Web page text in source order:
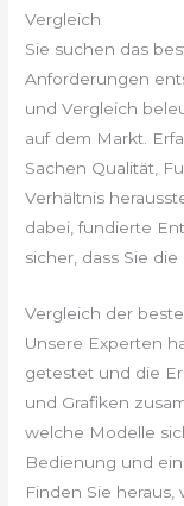
Vergleich
Sie suchen das
Anforderungen
und Vergleich
auf dem Markt.
Sachen Qualität,
Verhältnis
dabei, fundierte
sicher, dass Sie
Vergleich der
Unsere Experten
getestet und die
und Grafiken
welche Modelle
Bedienung und
Finden Sie